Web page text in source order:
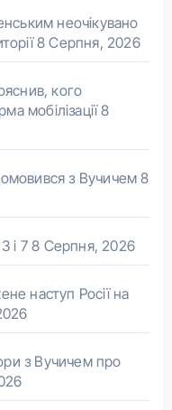
неочікувано
8 Серпня, 2026
кого
мобілізації 8
з Вучичем 8
і 7 8 Серпня, 2026
наступ Росії на
з Вучичем про